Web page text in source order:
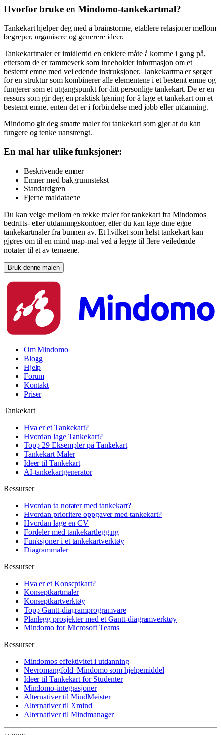
Hvorfor bruke en Mindomo-tankekartmal?
Tankekart hjelper deg med å brainstorme, etablere relasjoner mellom
begreper, organisere og generere ideer.
Tankekartmaler er imidlertid en enklere måte å komme i gang på,
ettersom de er rammeverk som inneholder informasjon om et
bestemt emne med veiledende instruksjoner. Tankekartmaler sørger
for en struktur som kombinerer alle elementene i et bestemt emne og
fungerer som et utgangspunkt for ditt personlige tankekart. De er en
ressurs som gir deg en praktisk løsning for å lage et tankekart om et
bestemt emne, enten det er i forbindelse med jobb eller utdanning.
Mindomo gir deg smarte maler for tankekart som gjør at du kan
fungere og tenke uanstrengt.
En mal har ulike funksjoner:
Beskrivende emner
Emner med bakgrunnstekst
Standardgren
Fjerne maldataene
Du kan velge mellom en rekke maler for tankekart fra Mindomos
bedrifts- eller utdanningskontoer, eller du kan lage dine egne
tankekartmaler fra bunnen av. Et hvilket som helst tankekart kan
gjøres om til en mind map-mal ved å legge til flere veiledende
notater til et av temaene.
Bruk denne malen
Om Mindomo
Blogg
Hjelp
Forum
Kontakt
Priser
Tankekart
Hva er et Tankekart?
Hvordan lage Tankekart?
Topp 29 Eksempler på Tankekart
Tankekart Maler
Ideer til Tankekart
AI-tankekartgenerator
Ressurser
Hvordan ta notater med tankekart?
Hvordan prioritere oppgaver med tankekart?
Hvordan lage en CV
Fordeler med tankekartlegging
Funksjoner i et tankekartverktøy
Diagrammaler
Ressurser
Hva er et Konseptkart?
Konseptkartmaler
Konseptkartverktøy
Topp Gantt-diagramprogramvare
Planlegg prosjekter med et Gantt-diagramverktøy
Mindomo for Microsoft Teams
Ressurser
Mindomos effektivitet i utdanning
Nevromangfold: Mindomo som hjelpemiddel
Ideer til Tankekart for Studenter
Mindomo-integrasjoner
Alternativer til MindMeister
Alternativer til Xmind
Alternativer til Mindmanager